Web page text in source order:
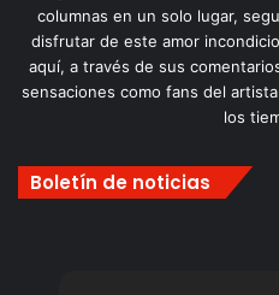
columnas en un solo lugar,
disfrutar de este amor
aquí, a través de sus
sensaciones como fans del
los
Boletín de noticias